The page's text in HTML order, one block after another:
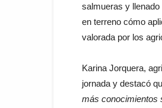
salmueras y
en terreno cómo
valorada por los
Karina Jorquera,
jornada y destacó
más conocimientos